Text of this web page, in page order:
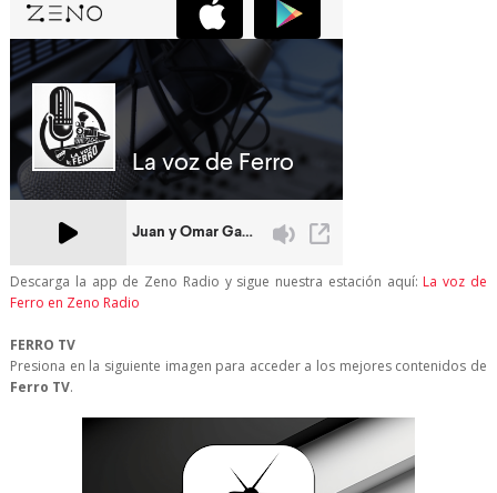
Descarga la app de Zeno Radio y sigue nuestra estación aquí: La voz de
Ferro en Zeno Radio
FERRO TV
Presiona en la siguiente imagen para acceder a los mejores contenidos de
Ferro TV.